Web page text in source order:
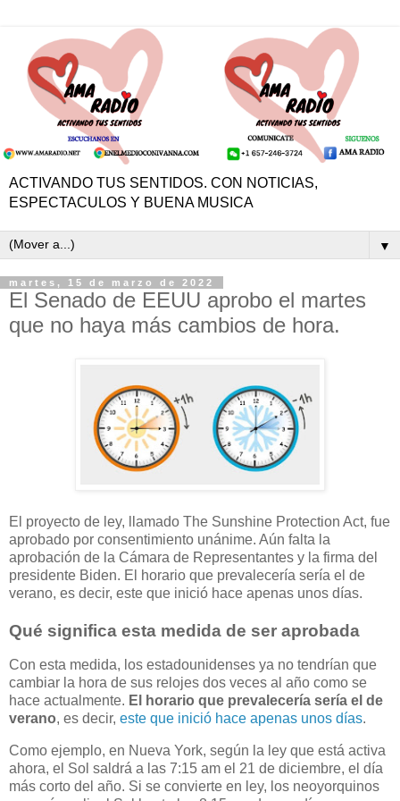
ACTIVANDO TUS SENTIDOS. CON NOTICIAS,
ESPECTACULOS Y BUENA MUSICA
▼
martes, 15 de marzo de 2022
El Senado de EEUU aprobo el martes
que no haya más cambios de hora.
El proyecto de ley, llamado The Sunshine Protection Act, fue
aprobado por consentimiento unánime. Aún falta la
aprobación de la Cámara de Representantes y la firma del
presidente Biden. El horario que prevalecería sería el de
verano, es decir, este que inició hace apenas unos días.
Qué significa esta medida de ser aprobada
Con esta medida, los estadounidenses ya no tendrían que
cambiar la hora de sus relojes dos veces al año como se
hace actualmente. El horario que prevalecería sería el de
verano, es decir, este que inició hace apenas unos días.
Como ejemplo, en Nueva York, según la ley que está activa
ahora, el Sol saldrá a las 7:15 am el 21 de diciembre, el día
más corto del año. Si se convierte en ley, los neoyorquinos